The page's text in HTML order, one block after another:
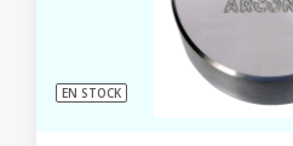
EN STOCK